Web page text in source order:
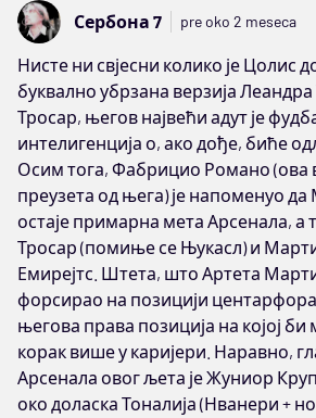
Сербона 7 pre oko 2 meseca
Нисте ни свјесни колико је Цолис
буквално убрзана верзија
Тросар, његов највећи адут је
интелигенција о, ако дође, биће
Осим тога, Фабрицио Романо (ова
преузета од њега) је напоменуо
остаје примарна мета Арсенала, а
Тросар (помиње се Њукасл) и
Емирејтс. Штета, што Артета
форсирао на позицији
његова права позиција на којој
корак више у каријери. Наравно,
Арсенала овог љета је Жуниор
око доласка Тоналија (Нванери +